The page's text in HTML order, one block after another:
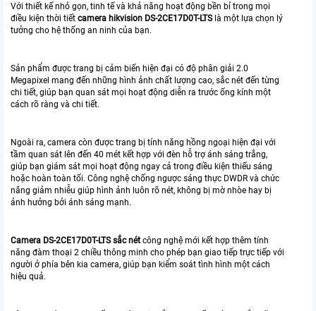
Với thiết kế nhỏ gọn, tinh tế và khả năng hoạt động bền bỉ trong mọi
điều kiện thời tiết camera hikvision DS-2CE17D0T-LTSlà một lựa chọn lý
tưởng cho hệ thống an ninh của bạn.
Sản phẩm được trang bị cảm biến hiện đại có độ phân giải 2.0
Megapixel mang đến những hình ảnh chất lượng cao, sắc nét đến từng
chi tiết, giúp bạn quan sát mọi hoạt động diễn ra trước ống kính một
cách rõ ràng và chi tiết.
Ngoài ra, camera còn được trang bị tính năng hồng ngoại hiện đại với
tầm quan sát lên đến 40 mét kết hợp với đèn hỗ trợ ánh sáng trắng,
giúp bạn giám sát mọi hoạt động ngay cả trong điều kiện thiếu sáng
hoặc hoàn toàn tối. Công nghệ chống ngược sáng thực DWDR và chức
năng giảm nhiễu giúp hình ảnh luôn rõ nét, không bị mờ nhòe hay bị
ảnh hưởng bởi ánh sáng mạnh.
Camera DS-2CE17D0T-LTS sắc nét công nghệ mới kết hợp thêm tính
năng đàm thoại 2 chiều thông minh cho phép bạn giao tiếp trực tiếp với
người ở phía bên kia camera, giúp bạn kiểm soát tình hình một cách
hiệu quả.